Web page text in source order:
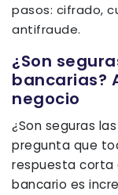
¿Son
bancarias?
negocio
¿Son seguras
pregunta que
respuesta corta
bancario es